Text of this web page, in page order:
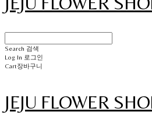
Search 검색
Log In 로그인
Cart장바구니
JEJU FLOWER